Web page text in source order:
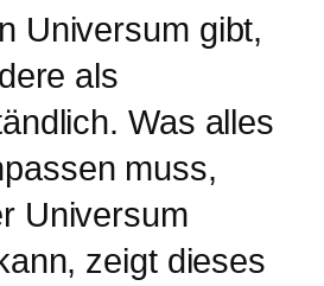
Universum gibt,
als
Was alles
muss,
Universum
zeigt dieses